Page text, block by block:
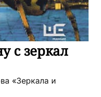
с зеркал
«Зеркала и